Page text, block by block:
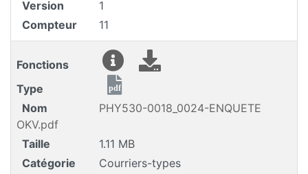
Version
1
Compteur
11
Fonctions
Type
pdf
Nom
PHY530-0018_0024-ENQUETE
OKV.pdf
Taille
1.11 MB
Catégorie
Courriers-types